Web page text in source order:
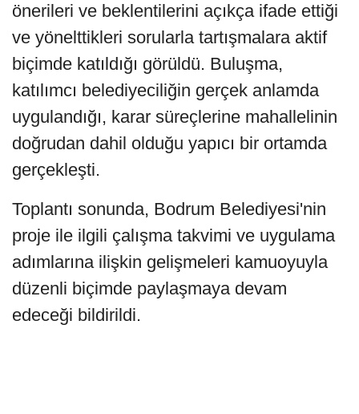
önerileri ve beklentilerini açıkça ifade ettiği
ve yönelttikleri sorularla tartışmalara aktif
biçimde katıldığı görüldü. Buluşma,
katılımcı belediyeciliğin gerçek anlamda
uygulandığı, karar süreçlerine mahallelinin
doğrudan dahil olduğu yapıcı bir ortamda
gerçekleşti.
Toplantı sonunda, Bodrum Belediyesi'nin
proje ile ilgili çalışma takvimi ve uygulama
adımlarına ilişkin gelişmeleri kamuoyuyla
düzenli biçimde paylaşmaya devam
edeceği bildirildi.